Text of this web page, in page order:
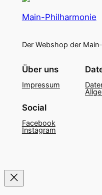
Main-Philharmonie
Der Webshop der
Über uns
Impressum
Social
Facebook
Instagram